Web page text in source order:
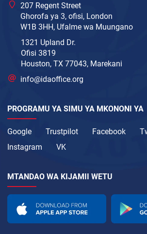
207 Regent Street
Ghorofa ya 3, ofisi, London
W1B 3HH, Ufalme wa Muungano
1321 Upland Dr.
Ofisi 3819
Houston, TX 77043, Marekani
info@idaoffice.org
PROGRAMU YA SIMU YA MKONONI YA
Google Trustpilot Facebook
Instagram
VK
MTANDAO WA KIJAMII WETU